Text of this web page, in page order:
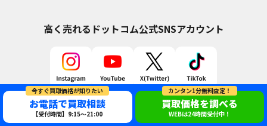
今すぐ買取価格が知りたい
お電話で買取相談
【受付時間】9:15～21:00
カンタン1分無料査定！
買取価格を調べる
WEBは24時間受付中！
高く売れるドットコム公式SNSアカウント